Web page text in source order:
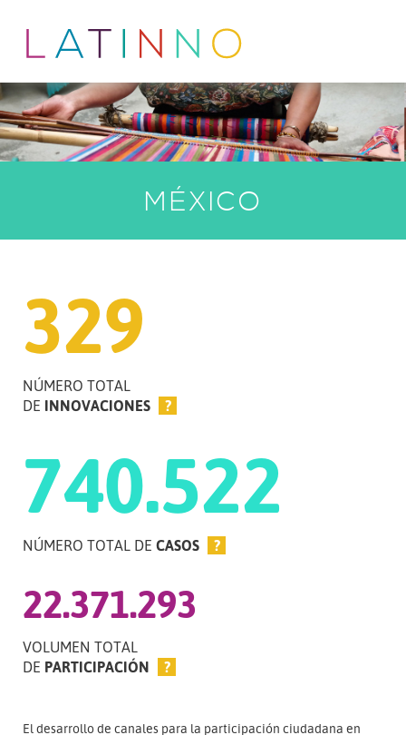
MÉXICO
329
NÚMERO TOTAL
DE INNOVACIONES ?
740.522
NÚMERO TOTAL DE CASOS ?
22.371.293
VOLUMEN TOTAL
DE PARTICIPACIÓN ?
El desarrollo de canales para la participación ciudadana en